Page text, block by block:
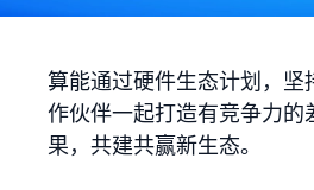
算能通过硬件生态计划，坚
作伙伴一起打造有竞争力的
果，共建共赢新生态。